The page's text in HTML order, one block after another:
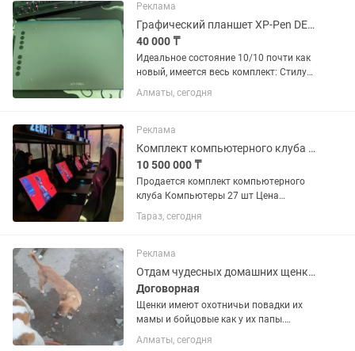
Реклама
Графический планшет XP-Pen DECO 01 v2
40 000 ₸
Идеальное состояние 10/10 почти как
новый, имеется весь комплект: Стилус,
сменные перья, перчатка, защитная
пленка, свисток Пользовались от силы
остальное время,...
Алматы, сегодня
Реклама
Комплект компьютерного клуба компьютеры, столы
10 500 000 ₸
Продается комплект компьютерного
клуба Компьютеры 27 шт Цена
окончательная Столы Кондиционеры
Ресепшн и т.д Характеристика 22 шт
hyperX cloud2 Мышка Logitech...
Тараз, сегодня
Реклама
Отдам чудесных домашних щенков в добрые заботливые руки
Договорная
Щенки имеют охотничьи повадки их
мамы и бойцовые как у их папы.
Приучены к еде " со стола", нравятся
им каши, супы ,творог, и , конечно, не
Алматы, сегодня